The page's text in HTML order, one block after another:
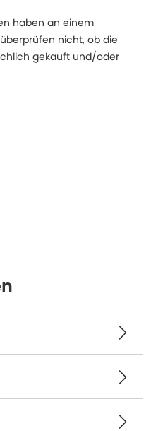
haben an einem
nicht, ob die
gekauft und/oder